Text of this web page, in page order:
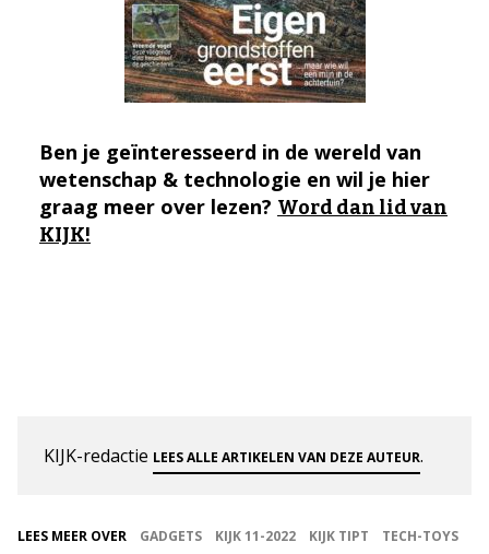
Ben je geïnteresseerd in de wereld van
wetenschap & technologie en wil je hier
graag meer over lezen? Word dan lid van
KIJK!
KIJK-redactie LEES ALLE ARTIKELEN VAN DEZE AUTEUR.
LEES MEER OVER GADGETS KIJK 11-2022 KIJK TIPT
TECH-TOYS